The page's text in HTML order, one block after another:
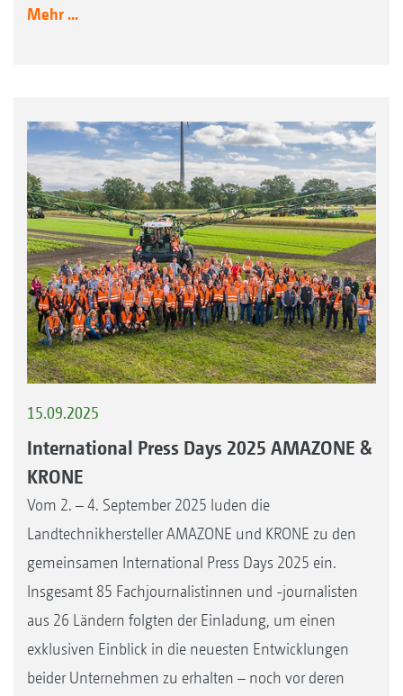
Mehr ...
15.09.2025
International Press Days 2025 AMAZONE &
KRONE
Vom 2. – 4. September 2025 luden die
Landtechnikhersteller AMAZONE und KRONE zu den
gemeinsamen International Press Days 2025 ein.
Insgesamt 85 Fachjournalistinnen und -journalisten
aus 26 Ländern folgten der Einladung, um einen
exklusiven Einblick in die neuesten Entwicklungen
beider Unternehmen zu erhalten – noch vor deren